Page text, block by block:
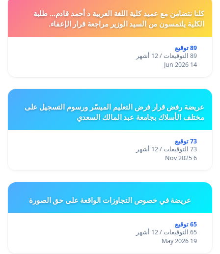
كلنا نتضامن مع عميد كلية اللغة العربية د أحمد قادم... طلبة
الكلية يلتمسون من السيد الوزير مراجعة قرار الإعفاء.
89 توقيع
89 التوقيعات / 12 أشهر
14 Jun 2026
عريضة رفض قرار فرض التعليم الميسّر ورسوم التسجيل على
مختلف الأسلاك بجامعة عبد المالك السعدي
73 توقيع
73 التوقيعات / 12 أشهر
6 Nov 2025
عريضة في خصوص التجاوزات الواقعة على حق الصورة
65 توقيع
65 التوقيعات / 12 أشهر
19 May 2026